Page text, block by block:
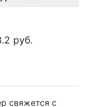
руб.
свяжется с